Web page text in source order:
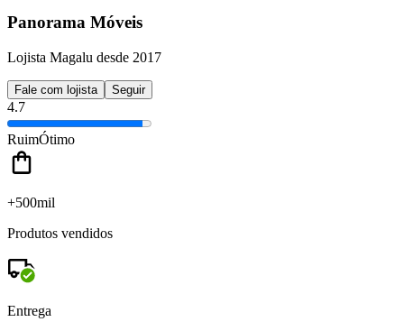
Panorama Móveis
Lojista Magalu desde 2017
Fale com lojista Seguir
4.7
RuimÓtimo
+500mil
Produtos vendidos
Entrega